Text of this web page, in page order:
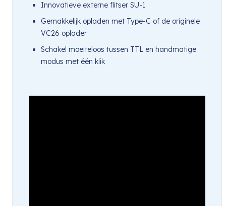
Innovatieve externe flitser SU-1
Gemakkelijk opladen met Type-C of de originele
VC26 oplader
Schakel moeiteloos tussen TTL en handmatige
modus met één klik